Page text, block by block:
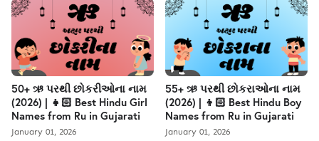
50+ ઋ પરથી છોકરીઓના નામ
(2026) | 👧🏻 Best Hindu Girl
Names from Ru in Gujarati
January 01, 2026
55+ ઋ પરથી છોકરાઓના નામ
(2026) | 👦🏻 Best Hindu Boy
Names from Ru in Gujarati
January 01, 2026